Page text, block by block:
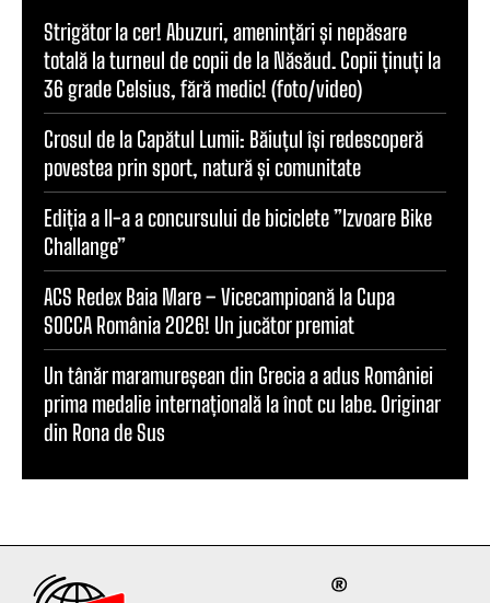
Strigător la cer! Abuzuri, amenințări și nepăsare
totală la turneul de copii de la Năsăud. Copii ținuți la
36 grade Celsius, fără medic! (foto/video)
Crosul de la Capătul Lumii: Băiuțul își redescoperă
povestea prin sport, natură și comunitate
Ediția a II-a a concursului de biciclete ”Izvoare Bike
Challange”
ACS Redex Baia Mare – Vicecampioană la Cupa
SOCCA România 2026! Un jucător premiat
Un tânăr maramureșean din Grecia a adus României
prima medalie internațională la înot cu labe. Originar
din Rona de Sus